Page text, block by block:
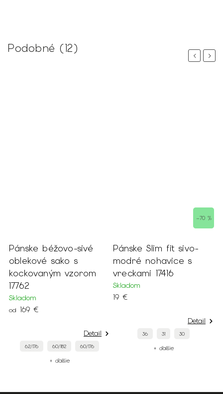
Podobné (12)
Previous
Pánske béžovo-sivé
oblekové sako s
kockovaným vzorom
17762
Skladom
od 169 €
Detail
62/176 60/182 60/176
+ ďalšie
–70 %
Pánske Slim fit sivo-
modré nohavice s
vreckami 17416
Skladom
19 €
Detail
36 31 30
+ ďalšie
Next